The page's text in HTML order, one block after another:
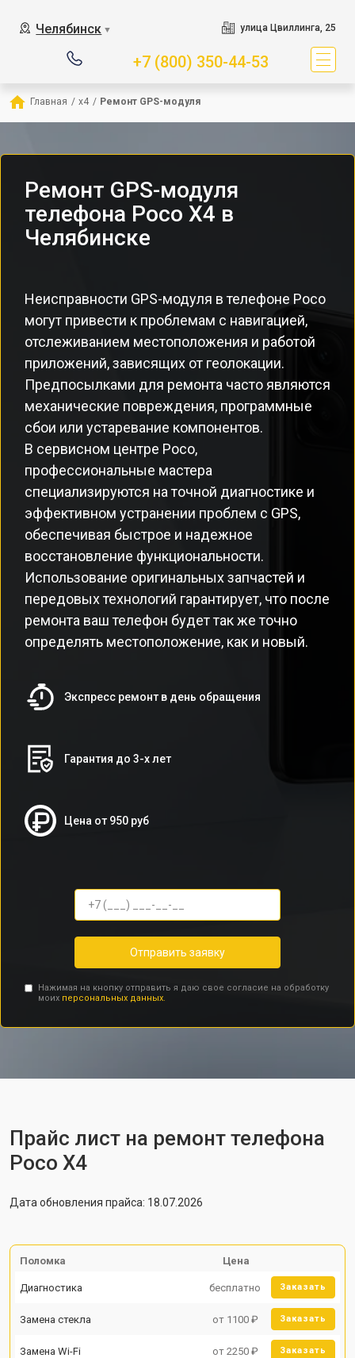
Челябинск ▼ улица Цвиллинга, 25
+7 (800) 350-44-53
Главная / x4 / Ремонт GPS-модуля
Ремонт GPS-модуля
телефона Poco X4 в
Челябинске
Неисправности GPS-модуля в телефоне Poco
могут привести к проблемам с навигацией,
отслеживанием местоположения и работой
приложений, зависящих от геолокации.
Предпосылками для ремонта часто являются
механические повреждения, программные
сбои или устаревание компонентов.
В сервисном центре Poco,
профессиональные мастера
специализируются на точной диагностике и
эффективном устранении проблем с GPS,
обеспечивая быстрое и надежное
восстановление функциональности.
Использование оригинальных запчастей и
передовых технологий гарантирует, что после
ремонта ваш телефон будет так же точно
определять местоположение, как и новый.
Экспресс ремонт в день обращения
Гарантия до 3-х лет
Цена от 950 руб
Отправить заявку
Нажимая на кнопку отправить я даю свое согласие на обработку
моих персональных данных.
Прайс лист на ремонт телефона
Poco X4
Дата обновления прайса: 18.07.2026
Поломка Цена
Диагностика бесплатно Заказать
Замена стекла от 1100 ₽ Заказать
Замена Wi-Fi от 2250 ₽ Заказать